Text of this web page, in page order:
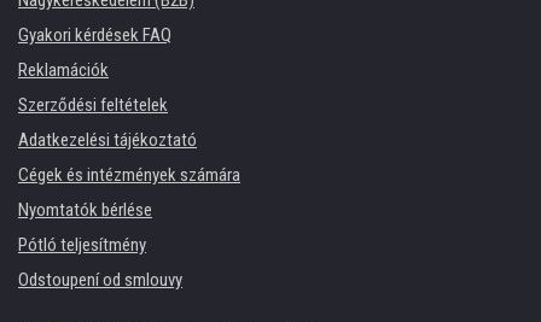
Gyakori kérdések FAQ
Reklamációk
Szerződési feltételek
Adatkezelési tájékoztató
Cégek és intézmények számára
Nyomtatók bérlése
Pótló teljesítmény
Odstoupení od smlouvy